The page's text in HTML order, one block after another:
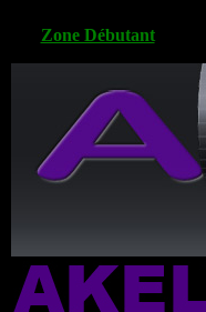
Zone Débutant